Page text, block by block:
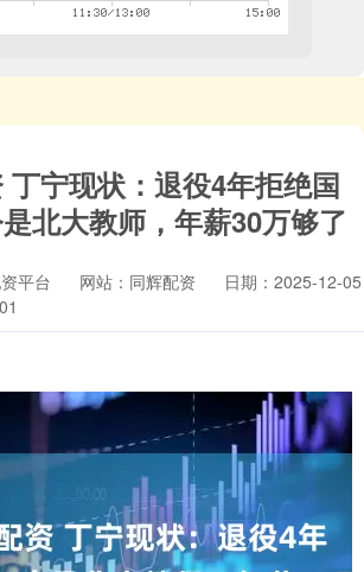
宁现状：退役4年拒绝国
北大教师，年薪30万够了
平台 网站：同辉配资
日期：2025-12-05